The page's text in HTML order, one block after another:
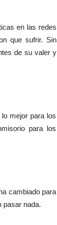
en las redes
que sufrir. Sin
de su valer y
mejor para los
para los
cambiado para
pasar nada.